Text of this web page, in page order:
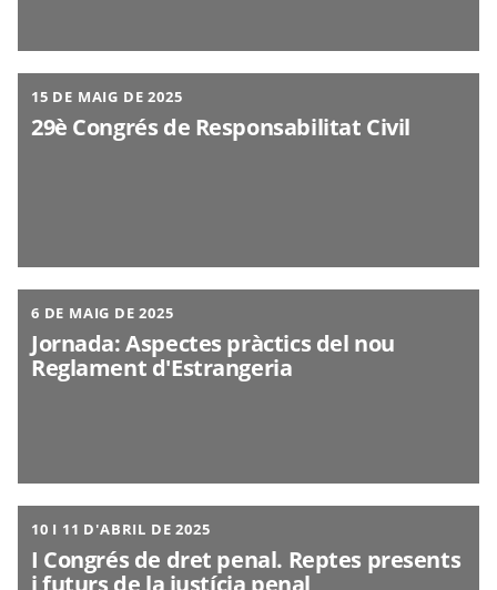
15 DE MAIG DE 2025
29è Congrés de Responsabilitat Civil
6 DE MAIG DE 2025
Jornada: Aspectes pràctics del nou
Reglament d'Estrangeria
10 I 11 D'ABRIL DE 2025
I Congrés de dret penal. Reptes presents
i futurs de la justícia penal